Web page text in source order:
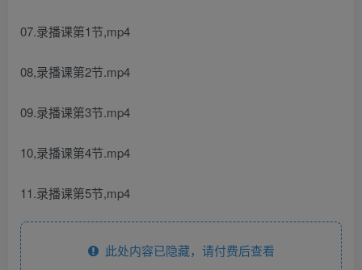
07.录播课第1节,mp4
08,录播课第2节.mp4
09.录播课第3节.mp4
10,录播课第4节.mp4
11.录播课第5节,mp4
此处内容已隐藏，请付费后查看